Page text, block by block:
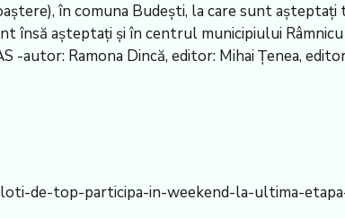
în comuna Budeşti, la care sunt
însă aşteptaţi şi în centrul municipiului
-autor: Ramona Dincă, editor: Mihai Ţenea,
de-top-participa-in-weekend-la-ultima-